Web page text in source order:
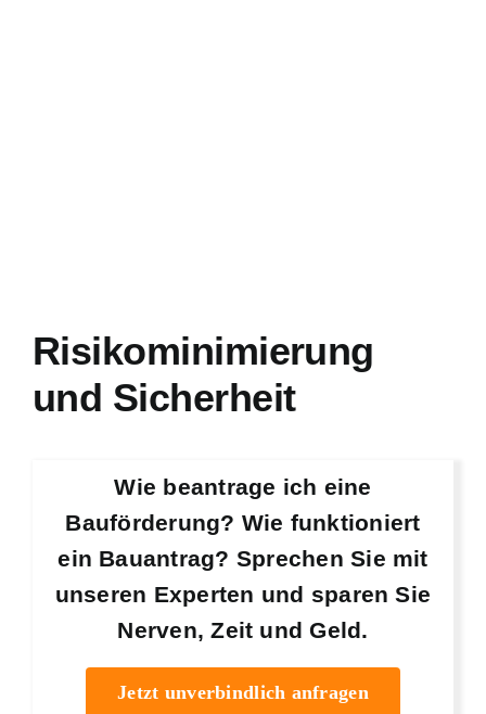
Risikominimierung
und Sicherheit
Wie beantrage ich eine
Bauförderung? Wie funktioniert
ein Bauantrag? Sprechen Sie mit
unseren Experten und sparen Sie
Nerven, Zeit und Geld.
Jetzt unverbindlich anfragen